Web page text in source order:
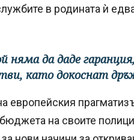
в родината ѝ
няма да даде
като докоснат
европейския
на своите